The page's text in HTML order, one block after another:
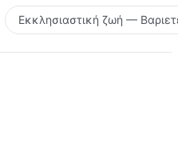
Εκκλησιαστική ζωή —